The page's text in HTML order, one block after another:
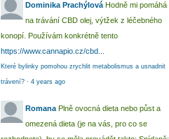
Dominika Prachýlová Hodně mi pomáhá
na trávání CBD olej, výtžek z léčebného
konopí. Používám konkrétně tento
https://www.cannapio.cz/cbd...
Které bylinky pomohou zrychlit metabolismus a usnadnit
trávení? · 4 years ago
Romana Plně ovocná dieta nebo půst a
omezená dieta (je na vás, pro co se